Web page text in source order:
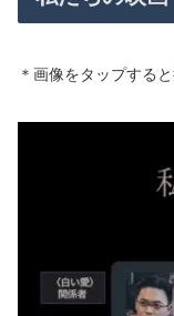
＊画像をタップすると